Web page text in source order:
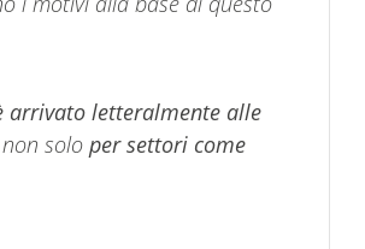
arrivato letteralmente alle
solo per settori come